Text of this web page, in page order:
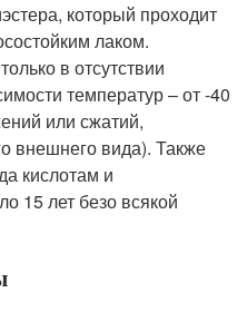
который проходит
лаком.
в отсутствии
температур – от -40
или сжатий,
внешнего вида). Также
кислотам и
15 лет безо всякой